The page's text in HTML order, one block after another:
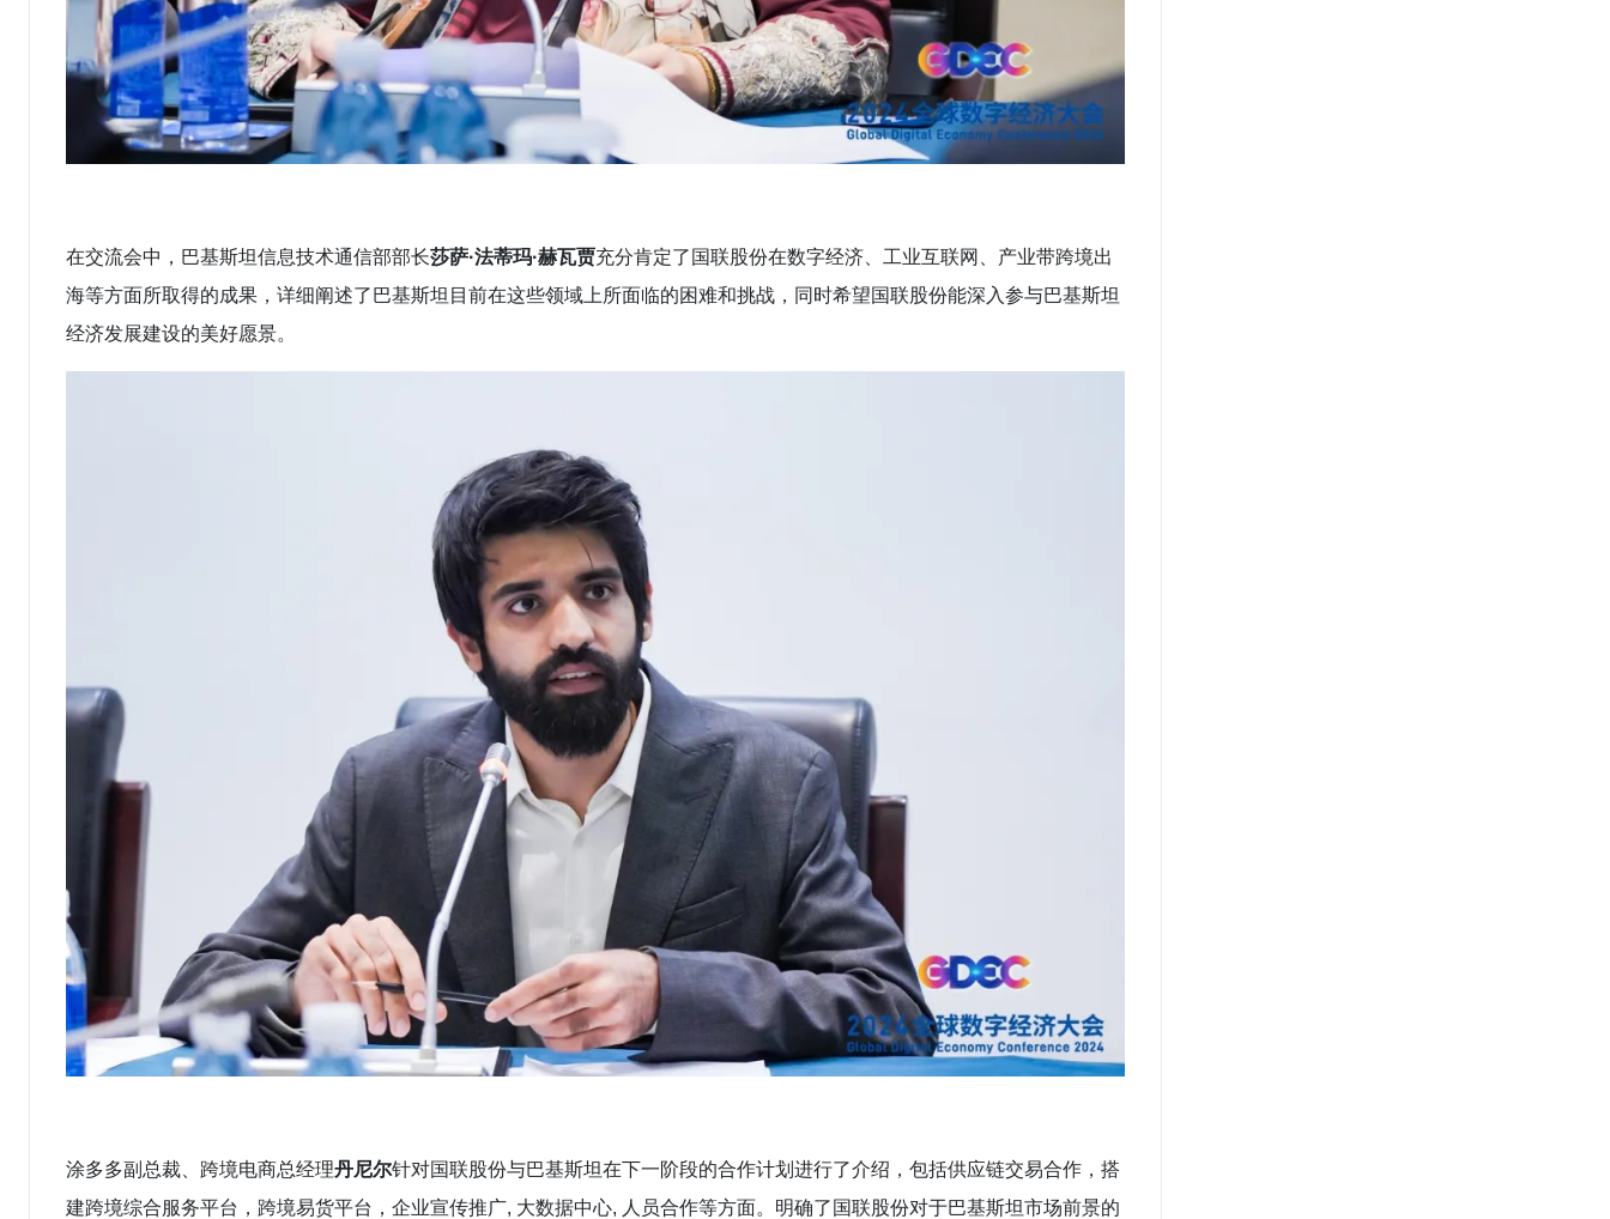
在交流会中，巴基斯坦信息技术通信部部长莎萨·法蒂玛·赫瓦贾充分肯定了国联股份在数字经济、工业互联网、产业带跨境出
海等方面所取得的成果，详细阐述了巴基斯坦目前在这些领域上所面临的困难和挑战，同时希望国联股份能深入参与巴基斯坦
经济发展建设的美好愿景。
涂多多副总裁、跨境电商总经理丹尼尔针对国联股份与巴基斯坦在下一阶段的合作计划进行了介绍，包括供应链交易合作，搭
建跨境综合服务平台，跨境易货平台，企业宣传推广, 大数据中心, 人员合作等方面。明确了国联股份对于巴基斯坦市场前景的